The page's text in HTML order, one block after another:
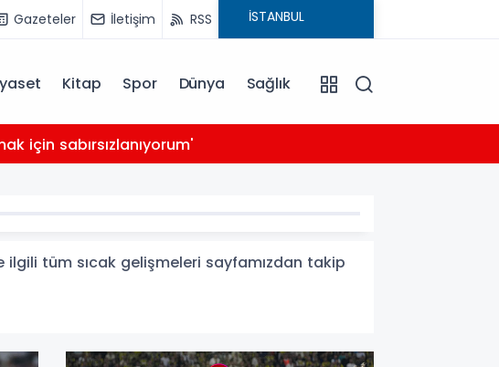
Gazeteler İletişim RSS
Kitap Spor Dünya Sağlık
için sabırsızlanıyorum'
tüm sıcak gelişmeleri sayfamızdan takip